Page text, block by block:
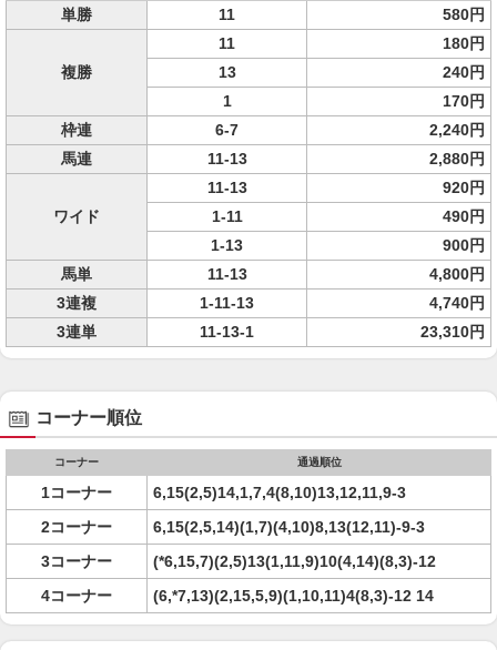
単勝 11 580円
複勝
11
180円
13
240円
1
170円
枠連
6-7
2,240円
馬連
11-13 2,880円
ワイド
11-13
920円
1-11
490円
1-13
900円
馬単
11-13
4,800円
3連複
1-11-13
4,740円
3連単
11-13-1 23,310円
コーナー順位
コーナー 通過順位
1コーナー
6,15(2,5)14,1,7,4(8,10)13,12,11,9-3
2コーナー
6,15(2,5,14)(1,7)(4,10)8,13(12,11)-9-3
3コーナー
(*6,15,7)(2,5)13(1,11,9)10(4,14)(8,3)-12
4コーナー
(6,*7,13)(2,15,5,9)(1,10,11)4(8,3)-12 14